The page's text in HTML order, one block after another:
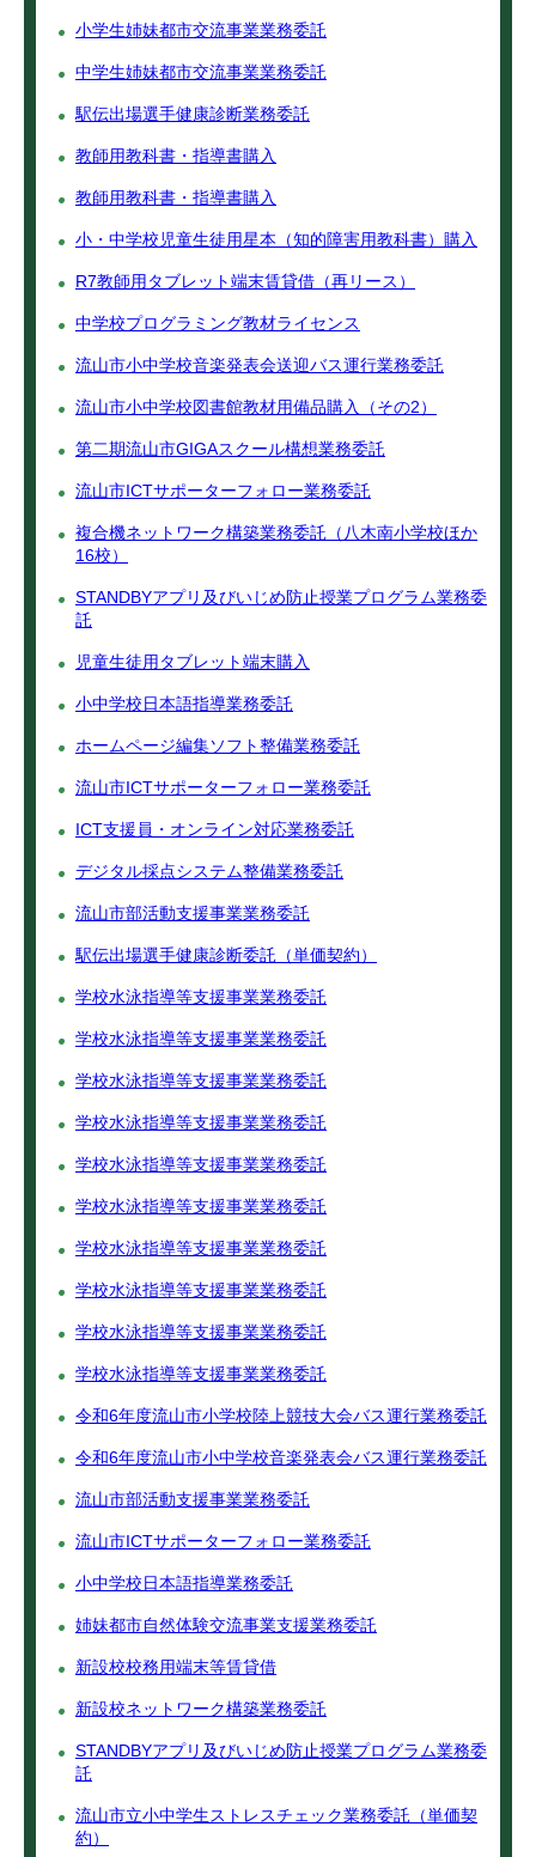
小学生姉妹都市交流事業業務委託
中学生姉妹都市交流事業業務委託
駅伝出場選手健康診断業務委託
教師用教科書・指導書購入
教師用教科書・指導書購入
小・中学校児童生徒用星本（知的障害用教科書）購入
R7教師用タブレット端末賃貸借（再リース）
中学校プログラミング教材ライセンス
流山市小中学校音楽発表会送迎バス運行業務委託
流山市小中学校図書館教材用備品購入（その2）
第二期流山市GIGAスクール構想業務委託
流山市ICTサポーターフォロー業務委託
複合機ネットワーク構築業務委託（八木南小学校ほか
16校）
STANDBYアプリ及びいじめ防止授業プログラム業務委
託
児童生徒用タブレット端末購入
小中学校日本語指導業務委託
ホームページ編集ソフト整備業務委託
流山市ICTサポーターフォロー業務委託
ICT支援員・オンライン対応業務委託
デジタル採点システム整備業務委託
流山市部活動支援事業業務委託
駅伝出場選手健康診断委託（単価契約）
学校水泳指導等支援事業業務委託
学校水泳指導等支援事業業務委託
学校水泳指導等支援事業業務委託
学校水泳指導等支援事業業務委託
学校水泳指導等支援事業業務委託
学校水泳指導等支援事業業務委託
学校水泳指導等支援事業業務委託
学校水泳指導等支援事業業務委託
学校水泳指導等支援事業業務委託
学校水泳指導等支援事業業務委託
令和6年度流山市小学校陸上競技大会バス運行業務委託
令和6年度流山市小中学校音楽発表会バス運行業務委託
流山市部活動支援事業業務委託
流山市ICTサポーターフォロー業務委託
小中学校日本語指導業務委託
姉妹都市自然体験交流事業支援業務委託
新設校校務用端末等賃貸借
新設校ネットワーク構築業務委託
STANDBYアプリ及びいじめ防止授業プログラム業務委
託
流山市立小中学生ストレスチェック業務委託（単価契
約）